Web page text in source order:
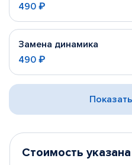
490 ₽
Замена динамика
490 ₽
Стоимость